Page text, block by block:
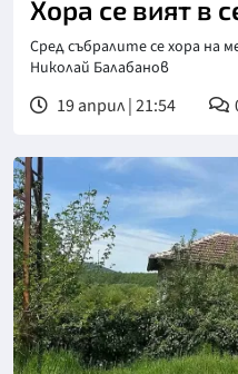
Хора се вият в
Сред събралите се хора
Николай Балабанов
19 април | 21:54